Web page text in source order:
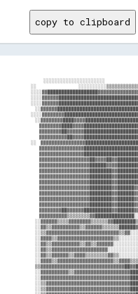
copy to clipboard